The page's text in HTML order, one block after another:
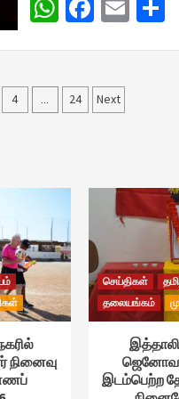
WhatsApp
4 24 Next
நினைவு
செய்திகள்
தலையங்கம்
ஜெனோவா
இடம்பெற்ற